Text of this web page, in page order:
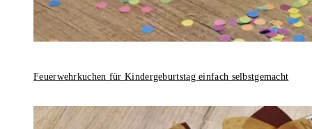
Feuerwehrkuchen für Kindergeburtstag einfach selbstgemacht